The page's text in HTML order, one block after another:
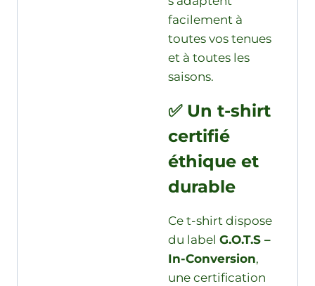
facilement à
toutes vos tenues
et à toutes les
saisons.
✅ Un t-shirt
certifié
éthique et
durable
Ce t-shirt dispose
du labelG.O.T.S –
In-Conversion,
une certification